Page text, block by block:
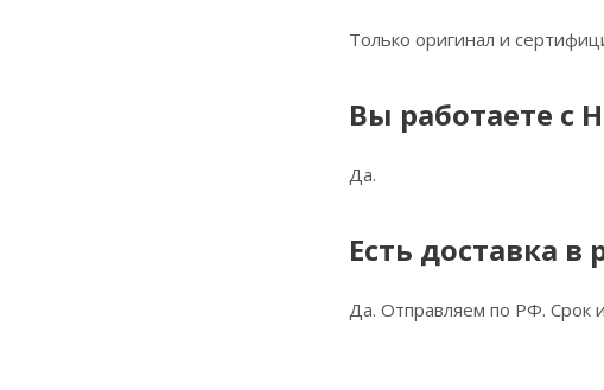
Только оригинал и
Вы работаете с
Да.
Есть доставка в
Да. Отправляем по РФ. Срок